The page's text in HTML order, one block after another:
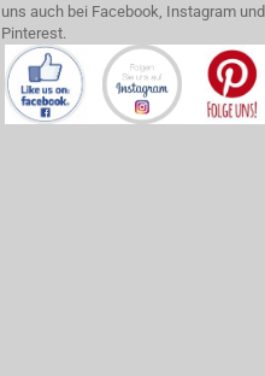
uns auch bei Facebook, Instagram und
Pinterest.